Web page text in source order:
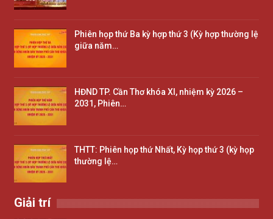
Phiên họp thứ Ba kỳ hợp thứ 3 (Kỳ hợp thường lệ
giữa năm…
HĐND TP. Cần Thơ khóa XI, nhiệm kỳ 2026 –
2031, Phiên…
THTT: Phiên họp thứ Nhất, Kỳ họp thứ 3 (kỳ họp
thường lệ…
Giải trí